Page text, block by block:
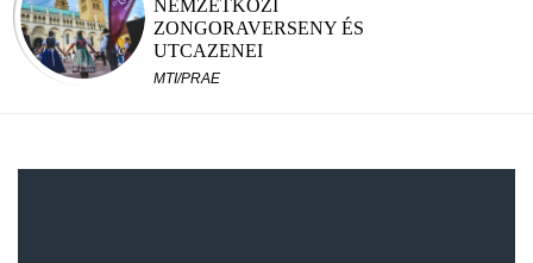
NEMZETKÖZI
ZONGORAVERSENY ÉS
UTCAZENEI
TEHETSÉGKUTATÓ
MTI/PRAE